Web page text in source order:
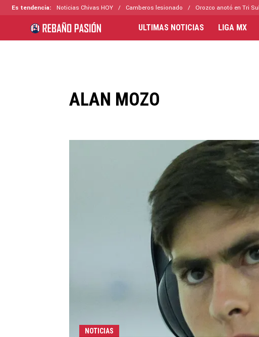
Es tendencia: Noticias Chivas HOY Camberos lesionado Orozco anotó en Tri
ULTIMAS NOTICIAS LIGA MX
ALAN MOZO
NOTICIAS